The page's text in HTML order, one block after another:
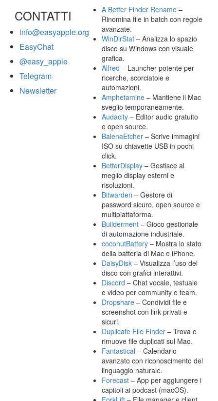
CONTATTI
info@easyapple.org
EasyChat
@easy_apple
Telegram
Newsletter
A Better Finder Rename –
Rinomina file in batch con regole
avanzate.
WinDirStat – Analizza lo spazio
disco su Windows con visuale
grafica.
Alfred – Launcher potente per
ricerche, scorciatoie e
automazioni.
Amphetamine – Mantiene il Mac
sveglio temporaneamente.
Audacity – Editor audio gratuito
e open source.
BalenaEtcher – Scrive immagini
ISO su chiavette USB in pochi
click.
BetterDisplay – Gestisce al
meglio display esterni e
risoluzioni.
Bitwarden – Gestore di
password sicuro, open source e
multipiattaforma.
Builderment – Gioco gestionale
di automazione industriale.
coconutBattery – Mostra lo stato
della batteria di Mac e iPhone.
DaisyDisk – Visualizza l’uso del
disco con grafici interattivi.
Discord – Chat vocale, testuale
e video per community e team.
Dropshare – Condividi file e
screenshot con link privati e
sicuri.
Duplicate File Finder – Trova e
rimuove file duplicati sul Mac.
Fantastical – Calendario
avanzato con riconoscimento del
linguaggio naturale.
Forecast – App per aggiungere i
capitoli ai podcast (macOS).